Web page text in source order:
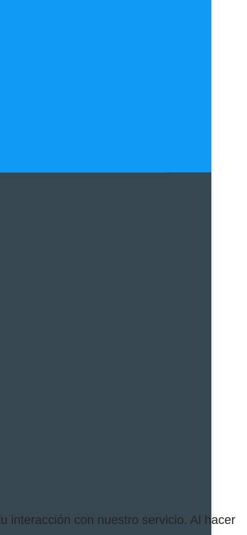
interacción con nuestro servicio. Al hacer